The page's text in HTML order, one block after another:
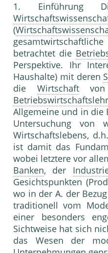
1. Einführung
(
be­trachtet die
Perspektive. Ihr
Haushalte) mit deren
die Wirtschaftvon
Allgemeine und in die
Untersuchung von
Wirtschaftslebens,
ist damit das
wobei letztere vor
Banken, der
Gesichtspunkten
wo in der A. der
traditionell vom
einer be­sonders
Sichtweise hat sich
das Wesen der